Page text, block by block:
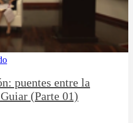
puentes entre la
(Parte 01)